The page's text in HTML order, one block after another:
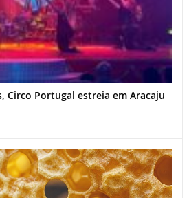
Circo Portugal estreia em Aracaju